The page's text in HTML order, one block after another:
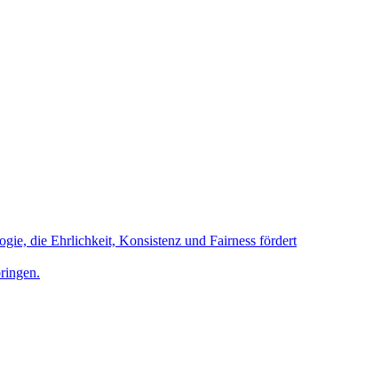
die Ehrlichkeit, Konsistenz und Fairness fördert